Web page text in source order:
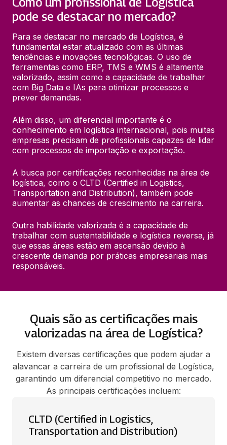
pode se destacar no mercado?
Para se destacar no mercado de Logística, é
fundamental estar atualizado com as últimas
tendências e inovações tecnológicas. O uso de
ferramentas como ERP, TMS e WMS é altamente
valorizado, assim como a capacidade de trabalhar
com Big Data e IAs para otimizar processos e
prever demandas.
Além disso, um diferencial importante é o
conhecimento em logística internacional, pois muitas
empresas precisam de profissionais capazes de lidar
com processos de importação e exportação.
A busca por certificações reconhecidas na área de
logística, como o CLTD (Certified in Logistics,
Transportation and Distribution), também pode
aumentar as chances de crescimento na carreira.
Outra habilidade valorizada é a capacidade de
trabalhar com sustentabilidade e logística reversa, já
que essas áreas estão em ascensão devido à
crescente demanda por práticas empresariais mais
responsáveis.
Quais são as certificações mais
valorizadas na área de Logística?
Existem diversas certificações que podem ajudar a
alavancar a carreira de um profissional de Logística,
garantindo um diferencial competitivo no mercado.
As principais certificações incluem:
CLTD (Certified in Logistics,
Transportation and Distribution)